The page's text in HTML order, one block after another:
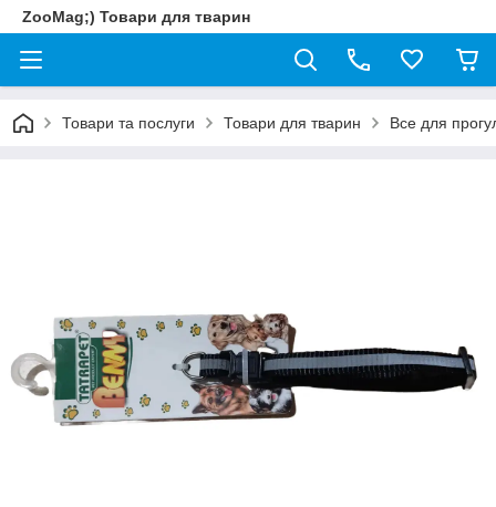
ZooMag;) Товари для тварин
Товари та послуги Товари для тварин Все для